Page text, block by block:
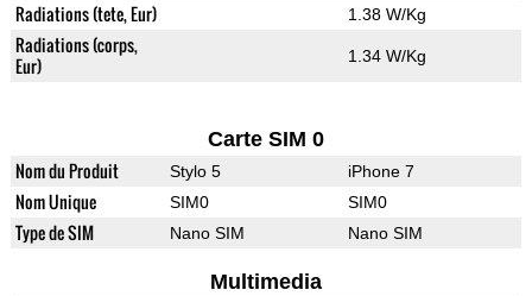
Radiations (tete, Eur) 1.38 W/Kg
Radiations (corps,
Eur)
1.34 W/Kg
Carte SIM 0
Nom du Produit Stylo 5 iPhone 7
Nom Unique SIM0 SIM0
Type de SIM Nano SIM Nano SIM
Multimedia